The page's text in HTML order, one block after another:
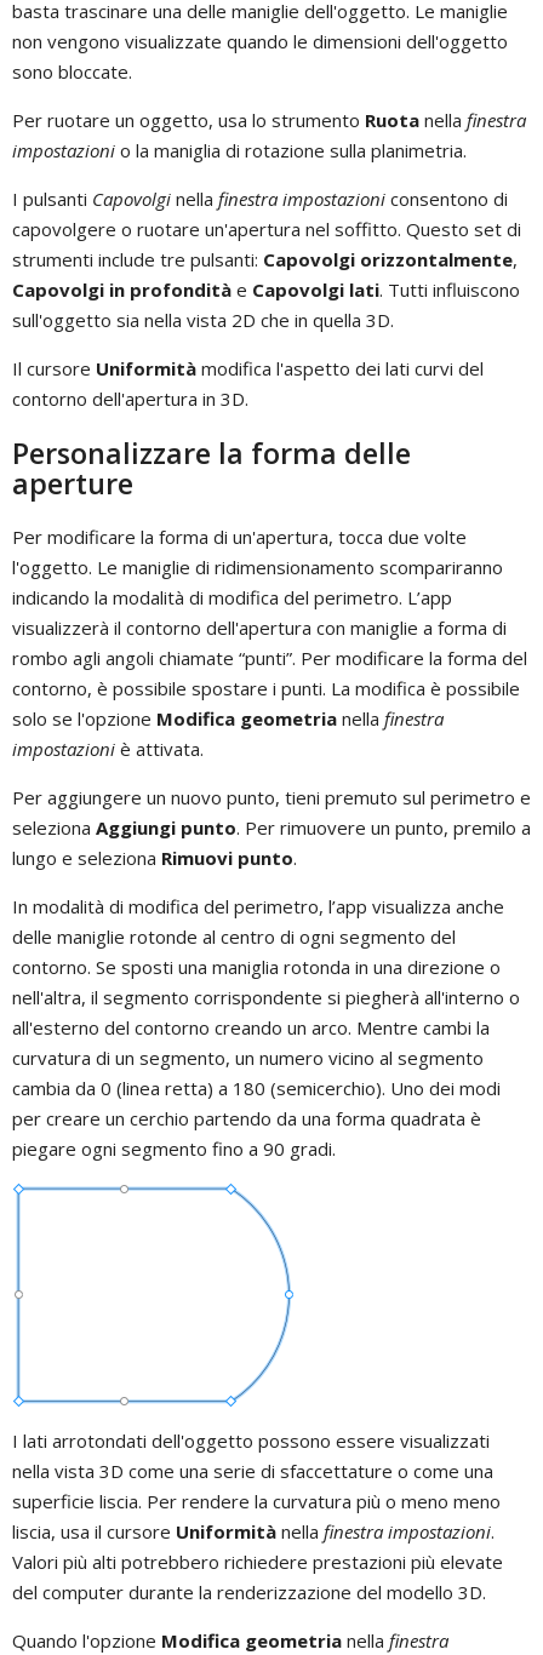
basta trascinare una delle maniglie dell'oggetto. Le maniglie
non vengono visualizzate quando le dimensioni dell'oggetto
sono bloccate.
Per ruotare un oggetto, usa lo strumento Ruota nella finestra
impostazioni o la maniglia di rotazione sulla planimetria.
I pulsanti Capovolgi nella finestra impostazioni consentono di
capovolgere o ruotare un'apertura nel soffitto. Questo set di
strumenti include tre pulsanti: Capovolgi orizzontalmente,
Capovolgi in profondità e Capovolgi lati. Tutti influiscono
sull'oggetto sia nella vista 2D che in quella 3D.
Il cursore Uniformità modifica l'aspetto dei lati curvi del
contorno dell'apertura in 3D.
Personalizzare la forma delle
aperture
Per modificare la forma di un'apertura, tocca due volte
l'oggetto. Le maniglie di ridimensionamento scompariranno
indicando la modalità di modifica del perimetro. L’app
visualizzerà il contorno dell'apertura con maniglie a forma di
rombo agli angoli chiamate “punti”. Per modificare la forma del
contorno, è possibile spostare i punti. La modifica è possibile
solo se l'opzione Modifica geometria nella finestra
impostazioni è attivata.
Per aggiungere un nuovo punto, tieni premuto sul perimetro e
seleziona Aggiungi punto. Per rimuovere un punto, premilo a
lungo e seleziona Rimuovi punto.
In modalità di modifica del perimetro, l’app visualizza anche
delle maniglie rotonde al centro di ogni segmento del
contorno. Se sposti una maniglia rotonda in una direzione o
nell'altra, il segmento corrispondente si piegherà all'interno o
all'esterno del contorno creando un arco. Mentre cambi la
curvatura di un segmento, un numero vicino al segmento
cambia da 0 (linea retta) a 180 (semicerchio). Uno dei modi
per creare un cerchio partendo da una forma quadrata è
piegare ogni segmento fino a 90 gradi.
I lati arrotondati dell'oggetto possono essere visualizzati
nella vista 3D come una serie di sfaccettature o come una
superficie liscia. Per rendere la curvatura più o meno meno
liscia, usa il cursore Uniformità nella finestra impostazioni.
Valori più alti potrebbero richiedere prestazioni più elevate
del computer durante la renderizzazione del modello 3D.
Quando l'opzione Modifica geometria nella finestra